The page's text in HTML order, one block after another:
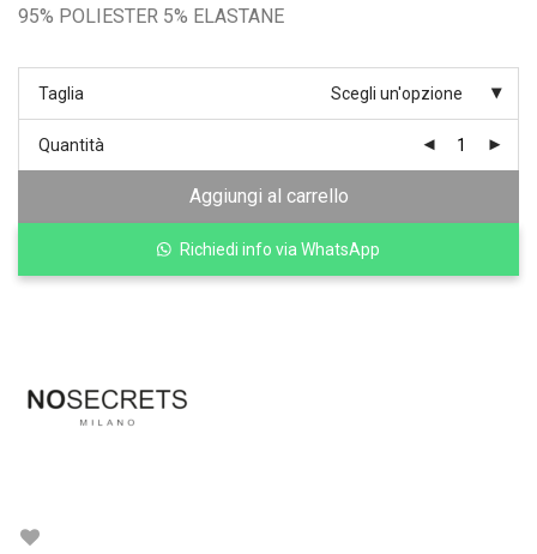
95% POLIESTER 5% ELASTANE
Taglia Scegli un'opzione
Quantità
Aggiungi al carrello
Richiedi info via WhatsApp